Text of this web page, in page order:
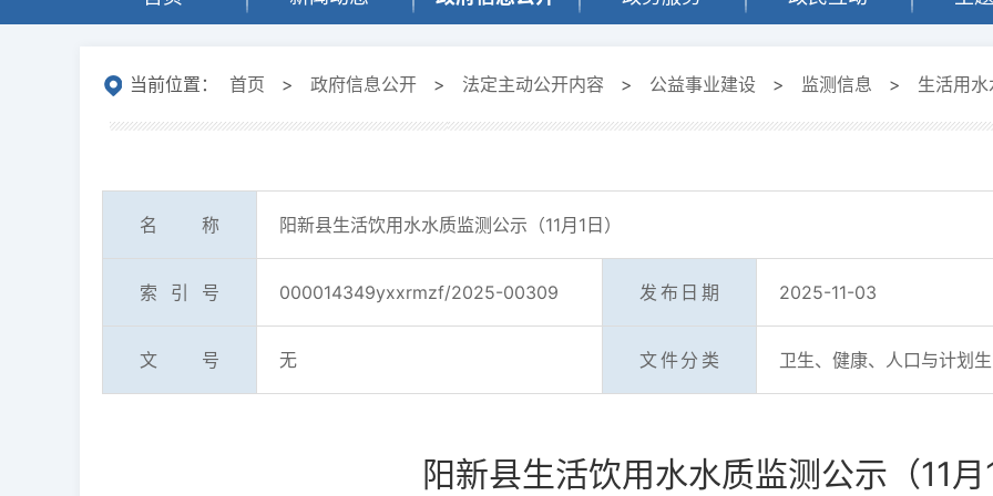
当前位置： 首页 > 政府信息公开 > 法定主动公开内容 > 公益事业建设 > 监测信息 > 生活用
名称 阳新县生活饮用水水质监测公示（11月1日）
索引号 000014349yxxrmzf/2025-00309 发布日期 2025-11-03
文号 无 文件分类 卫生、健康、人口与计划
阳新县生活饮用水水质监测公示（11月